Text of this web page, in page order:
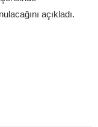
açıkladı.